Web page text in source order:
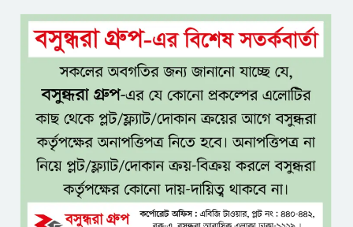
বেসরকারি জ্বালানি তেল আমদানিতে
বিশেষ সুবিধার অভিযোগ ভিত্তিহীন:
জ্বালানি বিভাগ
শেখ হাসিনা চাইলেই কি দেশে
ফিরতে পারবেন?
বসুন্ধরায় অ্যামেচার মার্শাল আর্টের
জমজমাট আসর